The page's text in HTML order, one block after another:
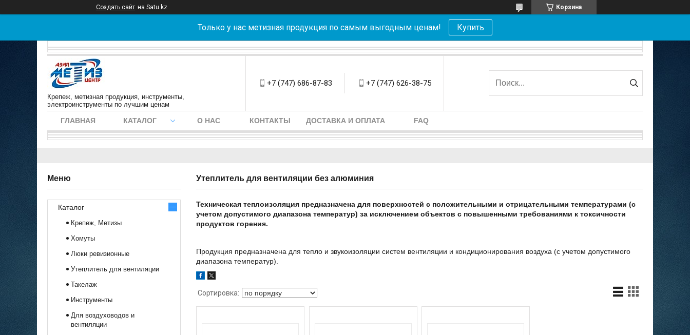
Создать сайт на Satu.kz Корзина
Только у нас метизная продукция по самым выгодным ценам! Купить
Крепеж, метизная продукция, инструменты,
электроинструменты по лучшим ценам
+7 (747) 686-87-83 +7 (747) 626-38-75
ГЛАВНАЯ КАТАЛОГ О НАС КОНТАКТЫ ДОСТАВКА И ОПЛАТА FAQ
Утеплитель для вентиляции без алюминия
Техническая теплоизоляция предназначена для поверхностей с положительными и отрицательными температурами (с
учетом допустимого диапазона температур) за исключением объектов с повышенными требованиями к токсичности
продуктов горения.
Продукция предназначена для тепло и звукоизоляции систем вентиляции и кондиционирования воздуха (с учетом допустимого
диапазона температур).
Каталог
Крепеж, Метизы
Хомуты
Люки ревизионные
Утеплитель для вентиляции
Такелаж
Инструменты
Для воздуховодов и
вентиляции